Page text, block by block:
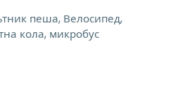
пеша, Велосипед,
кола, микробус